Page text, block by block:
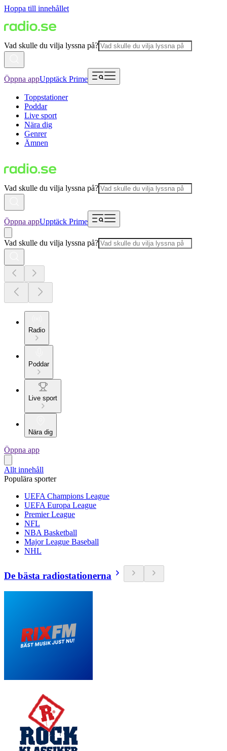
Hoppa till innehållet
Vad skulle du vilja lyssna på?
Öppna appUpptäck Prime
Toppstationer
Poddar
Live sport
Nära dig
Genrer
Ämnen
Vad skulle du vilja lyssna på?
Öppna appUpptäck Prime
Vad skulle du vilja lyssna på?
Radio
Poddar
Live sport
Nära dig
Öppna app
Allt innehåll
Populära sporter
UEFA Champions League
UEFA Europa League
Premier League
NFL
NBA Basketball
Major League Baseball
NHL
De bästa radiostationerna